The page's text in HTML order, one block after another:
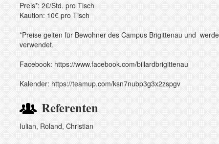
Preis*: 2€/Std. pro Tisch
Kaution: 10€ pro Tisch
*Preise gelten für Bewohner des Campus Brigittenau und
verwendet.
Facebook: https://www.facebook.com/billardbrigittenau
Kalender: https://teamup.com/ksn7nubp3g3x2zspgv
Referenten
Iulian, Roland, Christian